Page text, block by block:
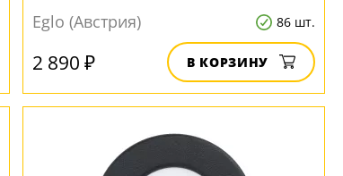
Eglo (Австрия)
86 шт.
2 890 ₽ В КОРЗИНУ